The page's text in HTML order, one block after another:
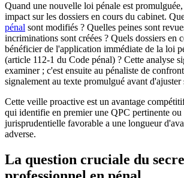
Quand une nouvelle loi pénale est
impact sur les dossiers en cours du cabinet.
pénal sont modifiés ? Quelles peines sont
incriminations sont créées ? Quels dossiers en
bénéficier de l'application immédiate de la loi
(article 112-1 du Code pénal) ? Cette analyse
examiner ; c'est ensuite au pénaliste de
signalement au texte promulgué avant d'ajuster
Cette veille proactive est un avantage
qui identifie en premier une QPC pertinente
jurisprudentielle favorable a une longueur
adverse.
La question cruciale du